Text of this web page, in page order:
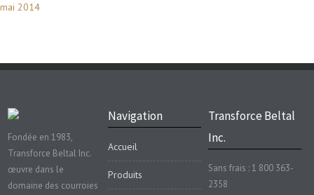
mai 2014
Fondée en 1983,
Transforce Beltal Inc.
œuvre dans le
domaine des courroies
Navigation
Accueil
Produits
Transforce Beltal
Inc.
Sans frais : 1 800 363-
2358